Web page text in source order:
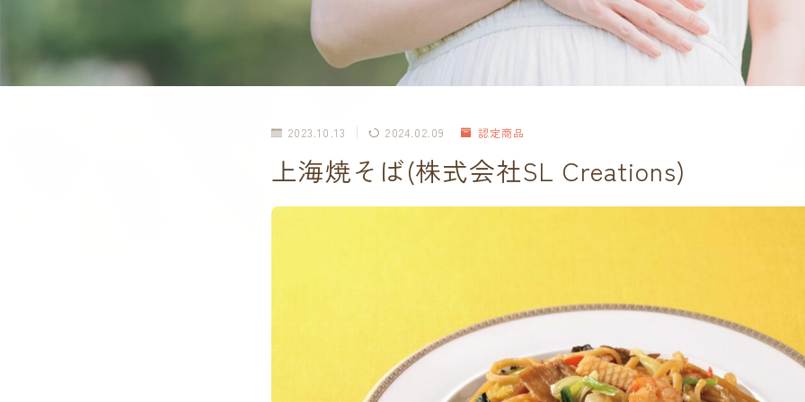
2023.10.13 2024.02.09 認定商品
上海焼そば(株式会社SL Creations)